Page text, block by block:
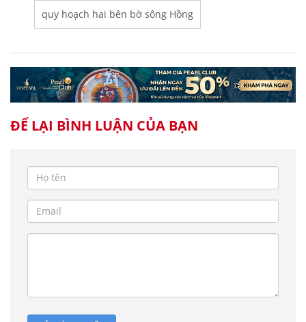
quy hoạch hai bên bờ sông Hồng
ĐỂ LẠI BÌNH LUẬN CỦA BẠN